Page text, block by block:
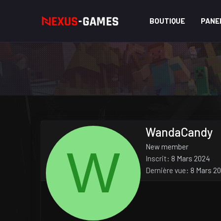
BOUTIQUE
W
WandaCandy
New member
Inscrit
8 Mars 2024
Dernière vue
8 Mars